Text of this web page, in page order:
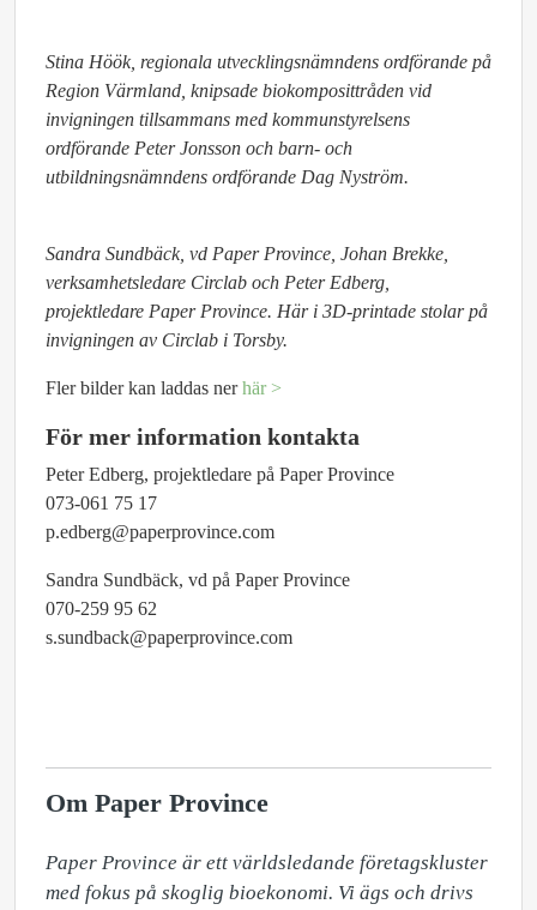
Stina Höök, regionala utvecklingsnämndens ordförande på
Region Värmland, knipsade biokomposittråden vid
invigningen tillsammans med kommunstyrelsens
ordförande Peter Jonsson och barn- och
utbildningsnämndens ordförande Dag Nyström.
Sandra Sundbäck, vd Paper Province, Johan Brekke,
verksamhetsledare Circlab och Peter Edberg,
projektledare Paper Province. Här i 3D-printade stolar på
invigningen av Circlab i Torsby.
Fler bilder kan laddas nerhär >
För mer information kontakta
Peter Edberg, projektledare på Paper Province
073-061 75 17
p.edberg@paperprovince.com
Sandra Sundbäck, vd på Paper Province
070-259 95 62
s.sundback@paperprovince.com
Om Paper Province
Paper Province är ett världsledande företagskluster
med fokus på skoglig bioekonomi. Vi ägs och drivs